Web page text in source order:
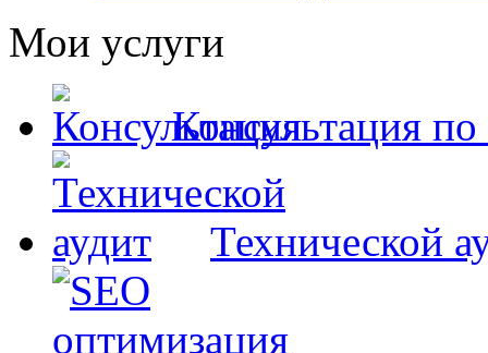
Мои услуги
Консультация
Технической